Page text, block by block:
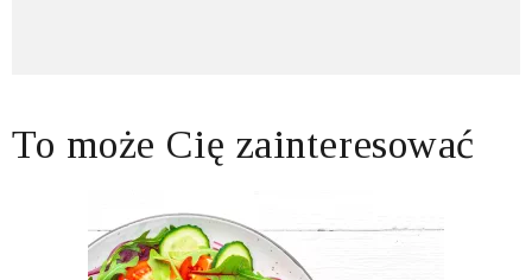
To może Cię zainteresować